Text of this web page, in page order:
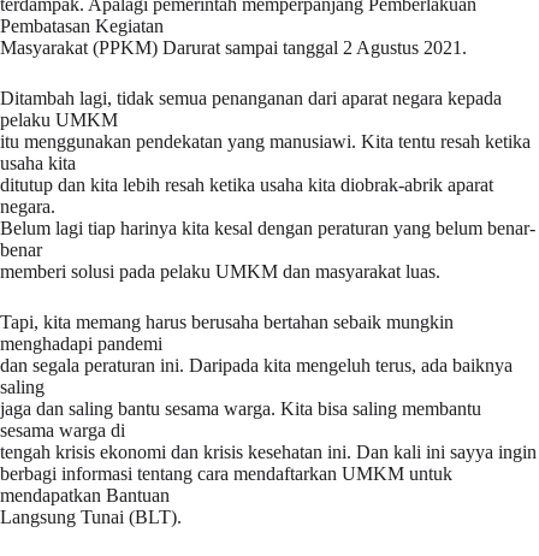
terdampak. Apalagi pemerintah memperpanjang Pemberlakuan
Pembatasan Kegiatan
Masyarakat (PPKM) Darurat sampai tanggal 2 Agustus 2021.
Ditambah lagi, tidak semua penanganan dari aparat negara kepada
pelaku UMKM
itu menggunakan pendekatan yang manusiawi. Kita tentu resah ketika
usaha kita
ditutup dan kita lebih resah ketika usaha kita diobrak-abrik aparat
negara.
Belum lagi tiap harinya kita kesal dengan peraturan yang belum benar-
benar
memberi solusi pada pelaku UMKM dan masyarakat luas.
Tapi, kita memang harus berusaha bertahan sebaik mungkin
menghadapi pandemi
dan segala peraturan ini. Daripada kita mengeluh terus, ada baiknya
saling
jaga dan saling bantu sesama warga. Kita bisa saling membantu
sesama warga di
tengah krisis ekonomi dan krisis kesehatan ini. Dan kali ini sayya ingin
berbagi informasi tentang cara mendaftarkan UMKM untuk
mendapatkan Bantuan
Langsung Tunai (BLT).